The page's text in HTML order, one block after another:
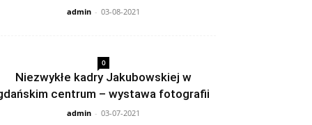
admin - 03-08-2021
0
Niezwykłe kadry Jakubowskiej w
centrum – wystawa fotografii
admin - 03-07-2021